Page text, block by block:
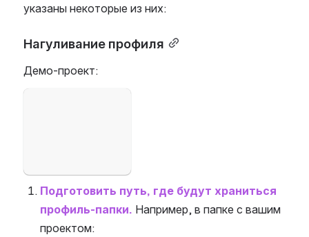
указаны некоторые из них:
Нагуливание профиля
Демо-проект:
Подготовить путь, где будут храниться
профиль-папки. Например, в папке с вашим
проектом: